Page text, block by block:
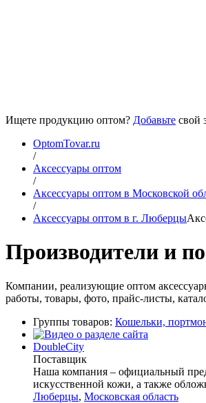
Ищете продукцию оптом? Добавьте свой
OptomTovar.ru
/
Аксессуары оптом
/
Аксессуары оптом в Московской
/
Аксессуары оптом в г. Люберцы
Производители и
Компании, реализующие оптом
работы, товары, фото, прайс-листы,
Группы товаров: Кошельки,
DoubleCity
Поставщик
Наша компания – официальный
искусственной кожи, а также
Люберцы, Московская область